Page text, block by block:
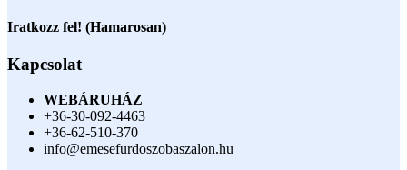
Iratkozz fel! (Hamarosan)
Kapcsolat
WEBÁRUHÁZ
+36-30-092-4463
+36-62-510-370
info@emesefurdoszobaszalon.hu